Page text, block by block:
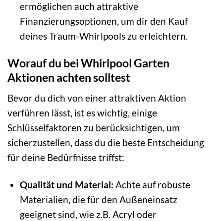
ermöglichen auch attraktive
Finanzierungsoptionen, um dir den Kauf
deines Traum-Whirlpools zu erleichtern.
Worauf du bei Whirlpool Garten
Aktionen achten solltest
Bevor du dich von einer attraktiven Aktion
verführen lässt, ist es wichtig, einige
Schlüsselfaktoren zu berücksichtigen, um
sicherzustellen, dass du die beste Entscheidung
für deine Bedürfnisse triffst:
Qualität und Material: Achte auf robuste
Materialien, die für den Außeneinsatz
geeignet sind, wie z.B. Acryl oder